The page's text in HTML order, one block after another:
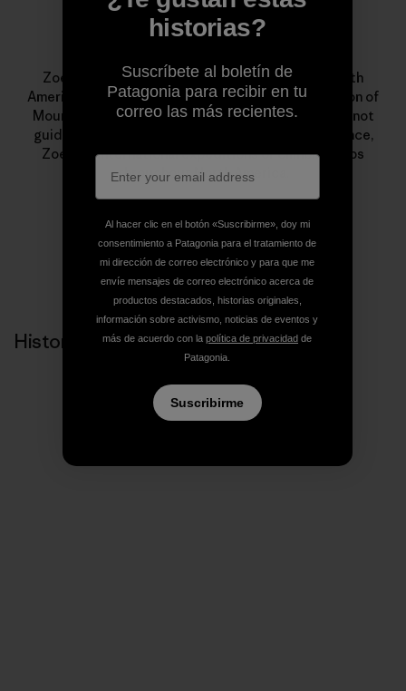
Zoe Hart is a Patagonia ambassador and the fourth
American woman to earn her International Federation of
Mountain Guides Associations status. When she’s not
guiding or climbing in her backyard, Chamonix, France,
Zoe’s on international expeditions or climbing trips
throughout North America.
Historias relacionadas
historias?
Suscríbete al boletín de
Patagonia para recibir en tu
correo las más recientes.
Al hacer clic en el botón «Suscribirme», doy mi
consentimiento a Patagonia para el tratamiento de
mi dirección de correo electrónico y para que me
envíe mensajes de correo electrónico acerca de
productos destacados, historias originales,
información sobre activismo, noticias de eventos y
más de acuerdo con la política de privacidad de
Patagonia.
Suscribirme